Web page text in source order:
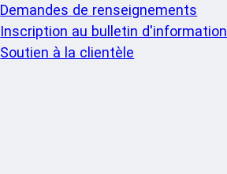
Demandes de renseignements
Inscription au bulletin d'information
Soutien à la clientèle